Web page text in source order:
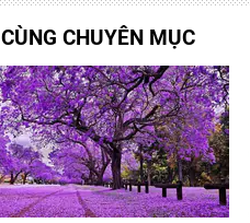
CÙNG CHUYÊN MỤC